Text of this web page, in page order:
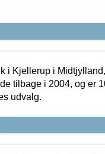
i Kjellerup i
tilbage i 2004, og er
udvalg.